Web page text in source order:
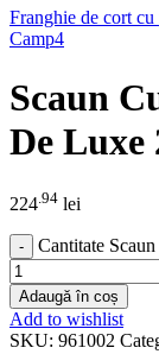
Franghie de cort
Camp4
Scaun
De Luxe
224.94 lei
Cantitate
Adaugă în coș
Add to wishlist
SKU: 961002